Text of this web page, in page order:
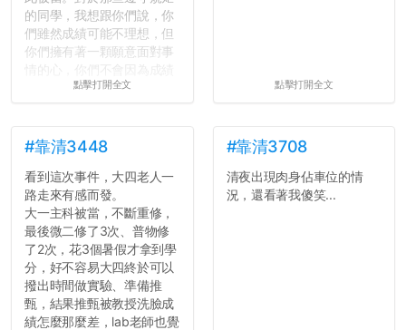
的同學，我想跟你們說，你
們雖然成績可能不理想，但
你們擁有著一顆願意面對事
壓力而選擇逃避(作弊)，在
績無法體現你們的努力，但
往後你們正直的態度一定會
讓你們在社會上適應得更
好。最後，那些作弊的同
學，你們要瞭解到作弊對你
們而言是沒有任何好處的，
大學是你們唯一可以勇敢認
錯但不需要付出太大代價的
地方，你們在這時候如果不
會學會...
點擊打開全文 點擊打開全文
#靠清3448
看到這次事件，大四老人一
路走來有感而發。
大一主科被當，不斷重修，
最後微二修了3次、普物修
了2次，花3個暑假才拿到學
分，好不容易大四終於可以
撥出時間做實驗、準備推
甄，結果推甄被教授洗臉成
績怎麼那麼差，lab老師也覺
#靠清3708
清夜出現肉身佔車位的情
況，還看著我傻笑...